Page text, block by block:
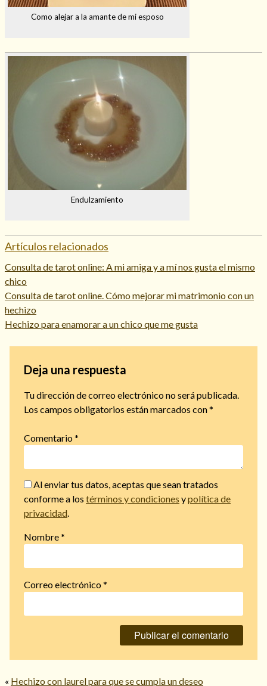
Como alejar a la amante de mi esposo
Endulzamiento
Artículos relacionados
Consulta de tarot online: A mi amiga y a mí nos gusta el mismo
chico
Consulta de tarot online. Cómo mejorar mi matrimonio con un
hechizo
Hechizo para enamorar a un chico que me gusta
Deja una respuesta
Tu dirección de correo electrónico no será publicada.
Los campos obligatorios están marcados con*
Comentario*
Al enviar tus datos, aceptas que sean tratados
conforme a los términos y condiciones ypolítica de
privacidad
Nombre*
Correo electrónico*
« Hechizo con laurel para que se cumpla un deseo